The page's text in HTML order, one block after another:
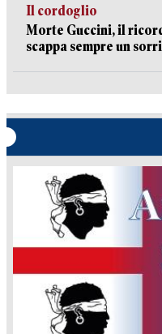
Il cordoglio
Morte Guccini, il
scappa sempre un